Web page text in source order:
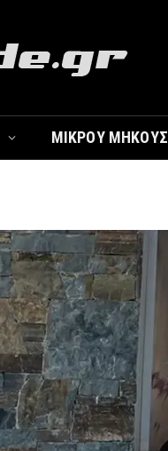
ΜΙΚΡΟΎ ΜΉΚΟΥΣ